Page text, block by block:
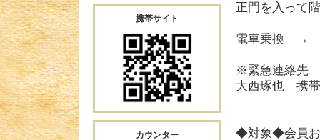
正門を入って
電車乗換 →
※緊急連絡先
大西琢也 携
◆対象◆会員お
携帯サイト
カウンター